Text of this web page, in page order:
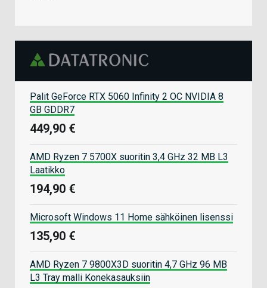
Palit GeForce RTX 5060 Infinity 2 OC NVIDIA 8
GB GDDR7
449,90 €
AMD Ryzen 7 5700X suoritin 3,4 GHz 32 MB L3
Laatikko
194,90 €
Microsoft Windows 11 Home sähköinen lisenssi
135,90 €
AMD Ryzen 7 9800X3D suoritin 4,7 GHz 96 MB
L3 Tray malli Konekasauksiin